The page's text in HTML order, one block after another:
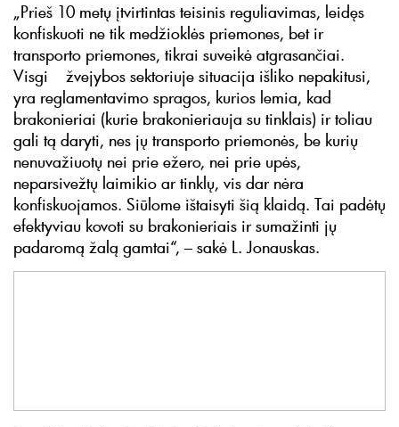
„Prieš 10 metų įtvirtintas teisinis reguliavimas, leidęs
konfiskuoti ne tik medžioklės priemones, bet ir
transporto priemones, tikrai suveikė atgrasančiai.
Visgi žvejybos sektoriuje situacija išliko nepakitusi,
yra reglamentavimo spragos, kurios lemia, kad
brakonieriai (kurie brakonieriauja su tinklais) ir toliau
gali tą daryti, nes jų transporto priemonės, be kurių
nenuvažiuotų nei prie ežero, nei prie upės,
neparsivežtų laimikio ar tinklų, vis dar nėra
konfiskuojamos. Siūlome ištaisyti šią klaidą. Tai padėtų
efektyviau kovoti su brakonieriais ir sumažinti jų
padaromą žalą gamtai“, – sakė L. Jonauskas.